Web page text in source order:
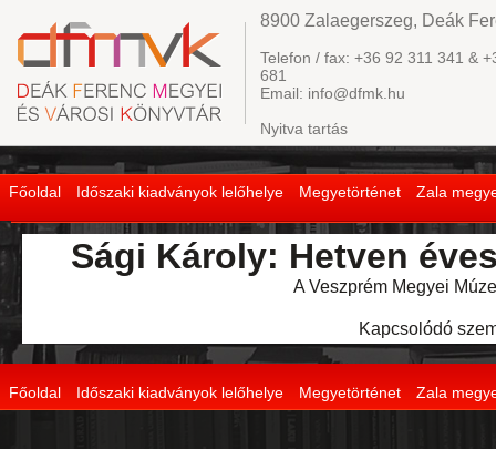
Főoldal Időszaki kiadványok lelőhelye Megyetörténet Zala
8900 Zalaegerszeg, Deák
Telefon / fax: +36 92 311 341 &
681
Email: info@dfmk.hu
Nyitva tartás
Sági Károly: Hetven
A Veszprém Megyei
Kapcsolódó
Főoldal Időszaki kiadványok lelőhelye Megyetörténet Zala